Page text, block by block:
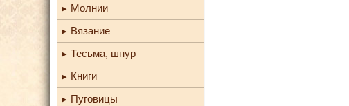
Молнии
Вязание
Тесьма, шнур
Книги
Пуговицы